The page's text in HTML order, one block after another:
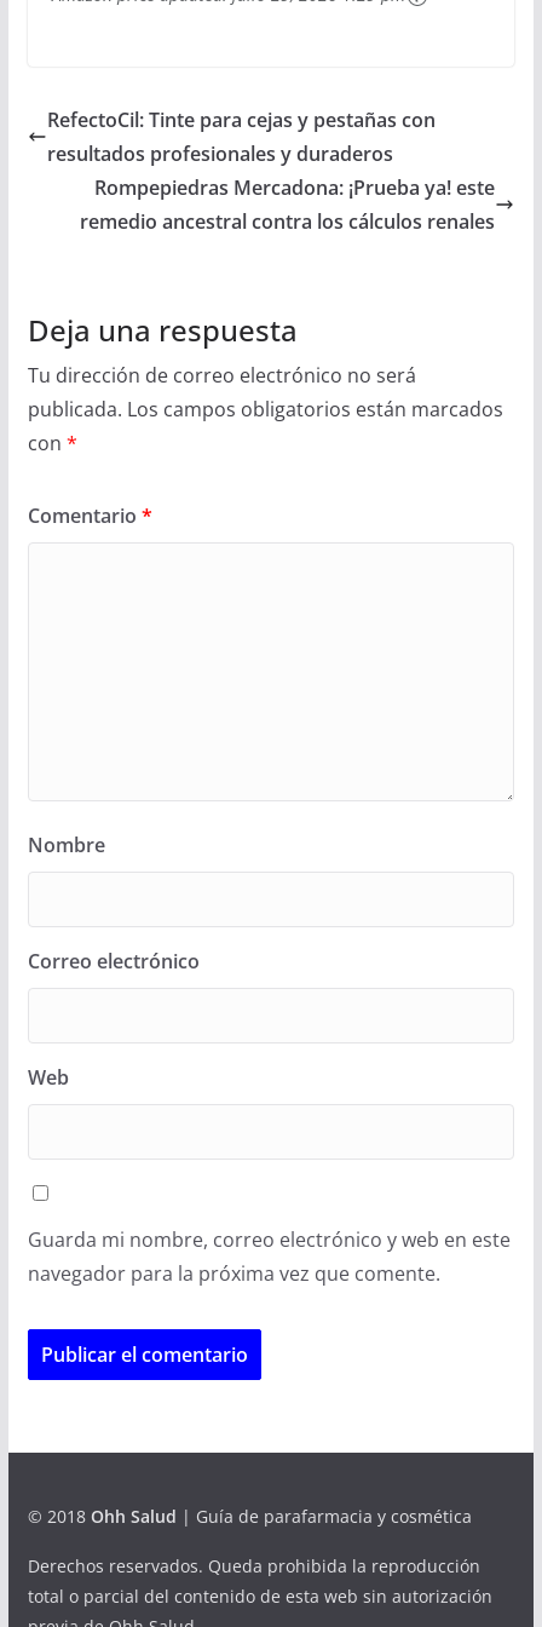
RefectoCil: Tinte para cejas y pestañas con
resultados profesionales y duraderos
Rompepiedras Mercadona: ¡Prueba ya! este
remedio ancestral contra los cálculos renales
Deja una respuesta
Tu dirección de correo electrónico no será
publicada. Los campos obligatorios están marcados
con *
Comentario *
Nombre
Correo electrónico
Web
Guarda mi nombre, correo electrónico y web en este
navegador para la próxima vez que comente.
© 2018 Ohh Salud | Guía de parafarmacia y cosmética
Derechos reservados. Queda prohibida la reproducción
total o parcial del contenido de esta web sin autorización